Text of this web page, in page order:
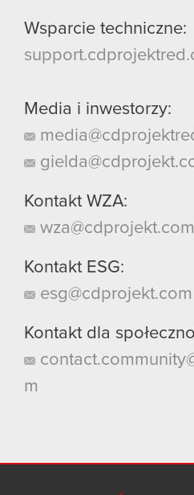
Wsparcie techniczne:
Media i inwestorzy:
Kontakt WZA:
wza@cdprojekt.com
Kontakt ESG:
esg@cdprojekt.com
Kontakt dla
m